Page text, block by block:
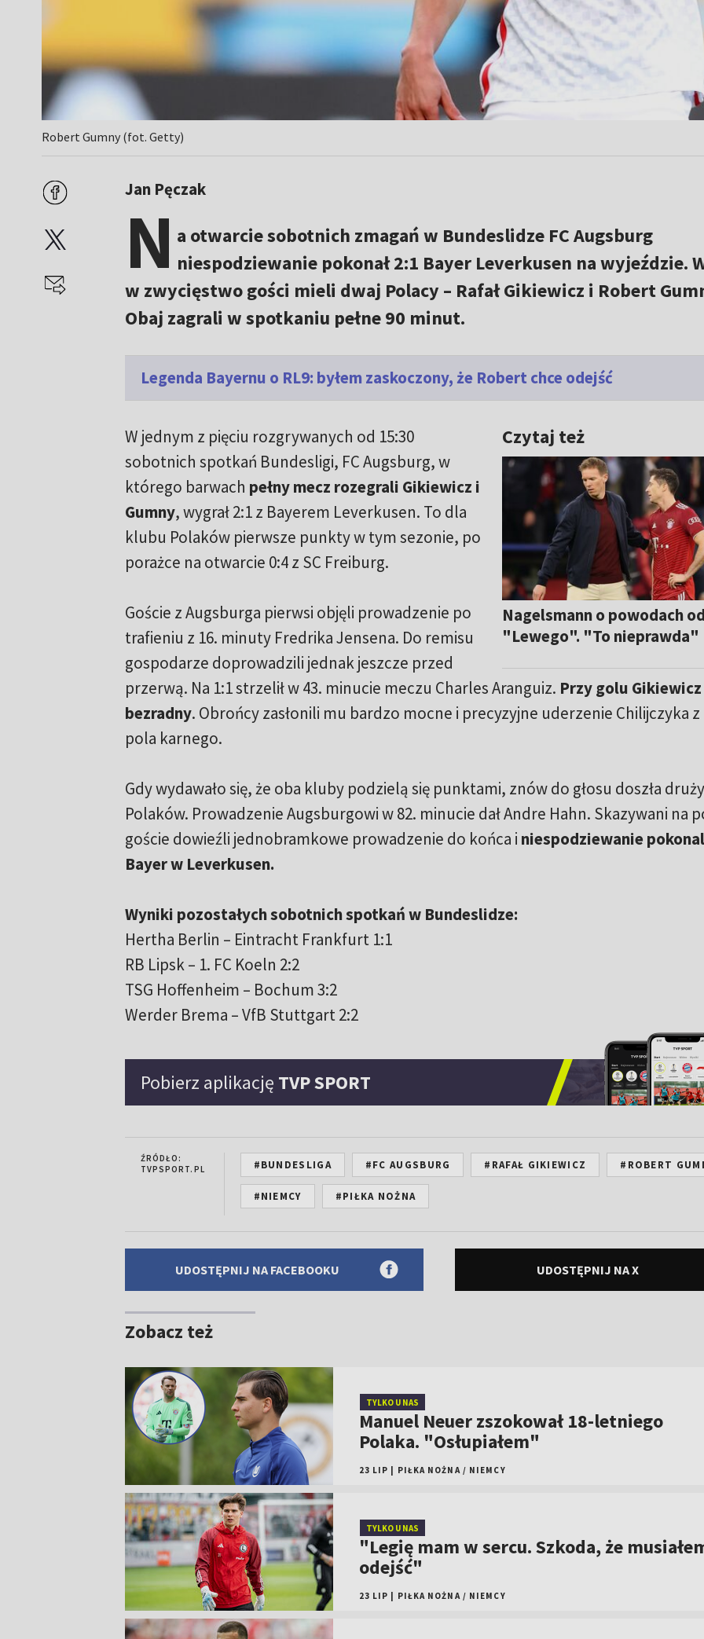
Robert Gumny (fot. Getty)
Jan Pęczak
N a otwarcie sobotnich zmagań w Bundeslidze FC Augsburg
niespodziewanie pokonał 2:1 Bayer Leverkusen na wyjeździe.
w zwycięstwo gości mieli dwaj Polacy – Rafał Gikiewicz i Robert
Obaj zagrali w spotkaniu pełne 90 minut.
Legenda Bayernu o RL9: byłem zaskoczony, że Robert chce odejść
Czytaj też
Nagelsmann o powodach
"Lewego". "To nieprawda"
W jednym z pięciu rozgrywanych od 15:30
sobotnich spotkań Bundesligi, FC Augsburg, w
którego barwach pełny mecz rozegrali Gikiewicz i
Gumny, wygrał 2:1 z Bayerem Leverkusen. To dla
klubu Polaków pierwsze punkty w tym sezonie, po
porażce na otwarcie 0:4 z SC Freiburg.
Goście z Augsburga pierwsi objęli prowadzenie po
trafieniu z 16. minuty Fredrika Jensena. Do remisu
gospodarze doprowadzili jednak jeszcze przed
przerwą. Na 1:1 strzelił w 43. minucie meczu Charles Aranguiz. Przy golu Gikiewicz
bezradny. Obrońcy zasłonili mu bardzo mocne i precyzyjne uderzenie Chilijczyka z
pola karnego.
Gdy wydawało się, że oba kluby podzielą się punktami, znów do głosu doszła
Polaków. Prowadzenie Augsburgowi w 82. minucie dał Andre Hahn. Skazywani na
goście dowieźli jednobramkowe prowadzenie do końca i niespodziewanie
Bayer w Leverkusen.
Wyniki pozostałych sobotnich spotkań w Bundeslidze:
Hertha Berlin – Eintracht Frankfurt 1:1
RB Lipsk – 1. FC Koeln 2:2
TSG Hoffenheim – Bochum 3:2
Werder Brema – VfB Stuttgart 2:2
Pobierz aplikację TVP SPORT
ŹRÓDŁO:
TVPSPORT.PL
#BUNDESLIGA #FC AUGSBURG #RAFAŁ GIKIEWICZ #ROBERT
#NIEMCY #PIŁKA NOŻNA
UDOSTĘPNIJ NA FACEBOOKU UDOSTĘPNIJ NA X
Zobacz też
TYLKO U NAS
Manuel Neuer zszokował 18-letniego
Polaka. "Osłupiałem"
23 LIP PIŁKA NOŻNA / NIEMCY
TYLKO U NAS
"Legię mam w sercu. Szkoda, że
odejść"
23 LIP PIŁKA NOŻNA / NIEMCY